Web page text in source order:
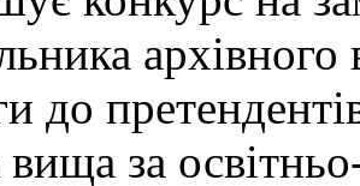
архівного
до
вища за